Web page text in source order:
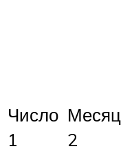
Число Месяц
1
2